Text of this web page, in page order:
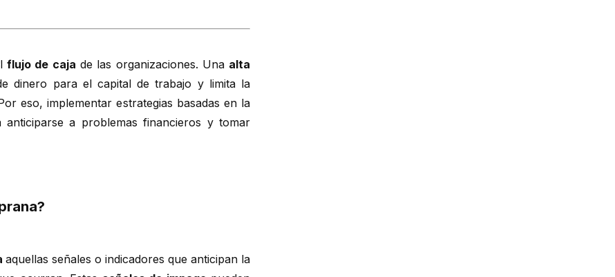
flujo de caja de las organizaciones. Una alta
dinero para el capital de trabajo y limita la
eso, implementar estrategias basadas en la
anticiparse a problemas financieros y tomar
aquellas señales o indicadores que anticipan la